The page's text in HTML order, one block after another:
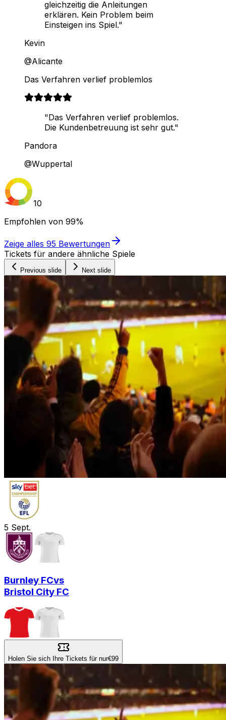
gleichzeitig die Anleitungen
erklären. Kein Problem beim
Einsteigen ins Spiel."
Kevin
@Alicante
Das Verfahren verlief problemlos
"Das Verfahren verlief problemlos.
Die Kundenbetreuung ist sehr gut."
Pandora
@Wuppertal
10
Empfohlen von 99%
Zeige alles 95 Bewertungen
Tickets für andere ähnliche Spiele
Previous slide Next slide
5 Sept.
Burnley FCvs
Bristol City FC
Holen Sie sich Ihre Tickets für nur€99